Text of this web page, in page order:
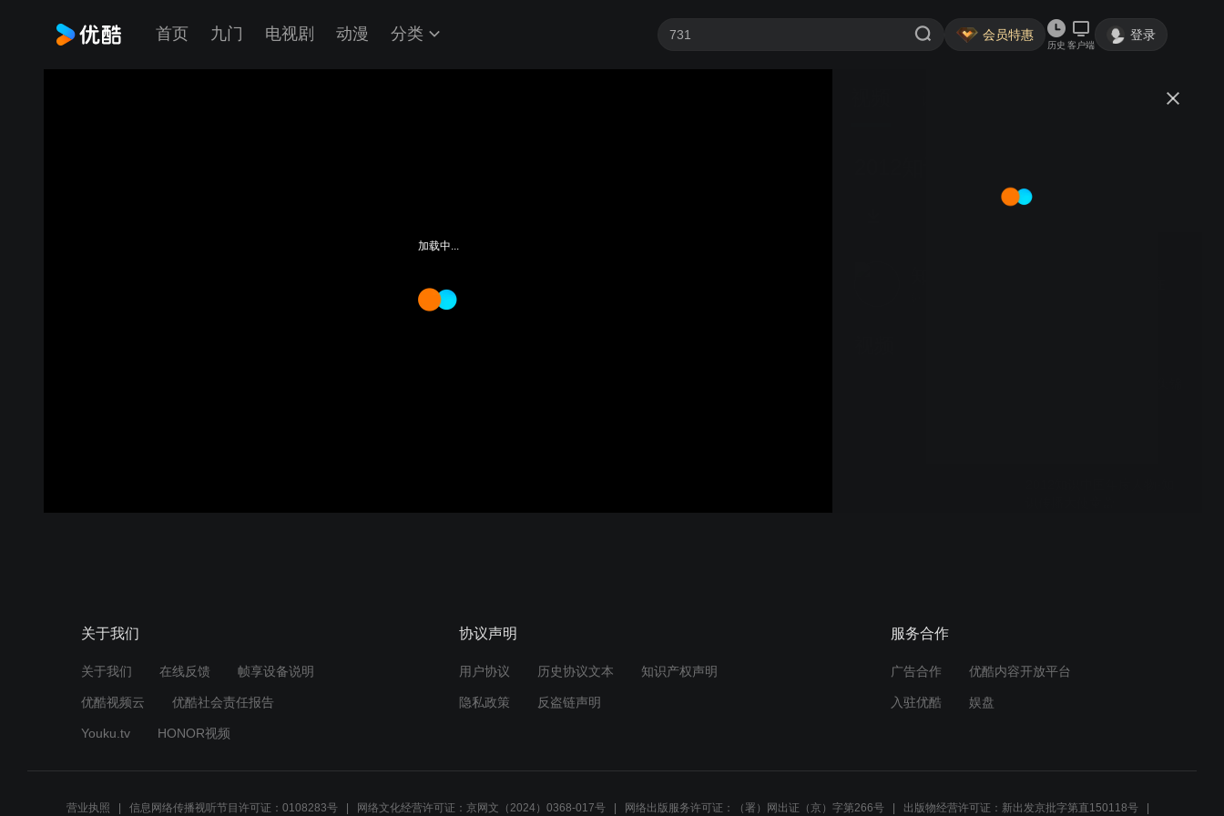
首页 九门 电视剧 动漫 分类 会员特惠
历史 客户端
登录
加载中...
星
关于我们
关于我们 在线反馈 帧享设备说明
优酷视频云 优酷社会责任报告
Youku.tv HONOR视频
协议声明
用户协议 历史协议文本 知识产权声明
隐私政策 反盗链声明
服务合作
广告合作 优酷内容开放平台
入驻优酷 娱盘
营业执照 信息网络传播视听节目许可证：0108283号 网络文化经营许可证：京网文（2024）0368-017号 网络出版服务许可证：（署）网出证（京）字第266号 出版物经营许可证：新出发京批字第直150118号